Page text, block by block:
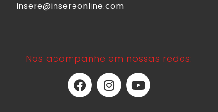
insere@insereonline.com
Nos acompanhe em nossas redes: